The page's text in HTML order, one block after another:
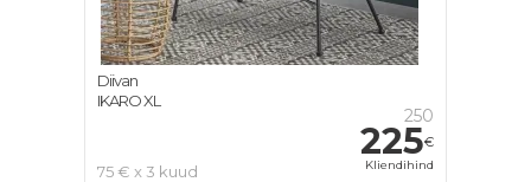
250
225€
Kliendihind
75 € x 3 kuud
Diivan
IKARO XL